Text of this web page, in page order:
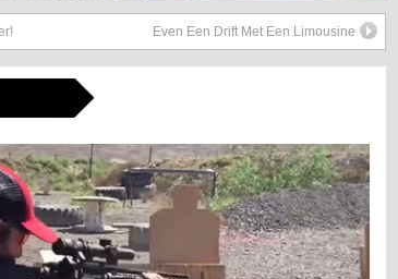
Even Een Drift Met Een Limousine